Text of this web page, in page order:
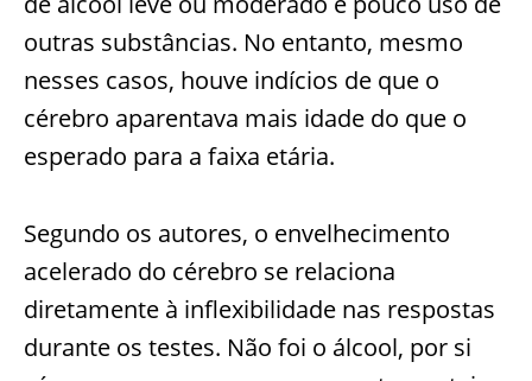
outras substâncias. No entanto, mesmo
nesses casos, houve indícios de que o
cérebro aparentava mais idade do que o
esperado para a faixa etária.
Segundo os autores, o envelhecimento
acelerado do cérebro se relaciona
diretamente à inflexibilidade nas respostas
durante os testes. Não foi o álcool, por si